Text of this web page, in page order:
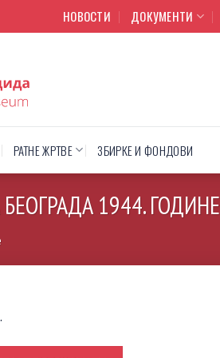
НОВОСТИ ДОКУМЕНТИ
РАТНЕ ЖРТВЕ ЗБИРКЕ И ФОНДОВИ
1944. ГОДИНЕ